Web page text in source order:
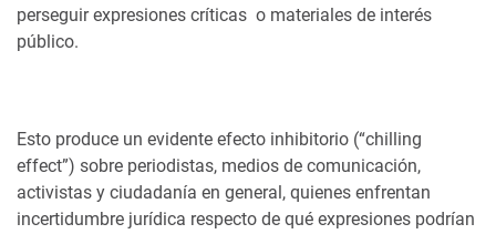
perseguir expresiones críticas o materiales de interés
público.
Esto produce un evidente efecto inhibitorio (“chilling
effect”) sobre periodistas, medios de comunicación,
activistas y ciudadanía en general, quienes enfrentan
incertidumbre jurídica respecto de qué expresiones podrían